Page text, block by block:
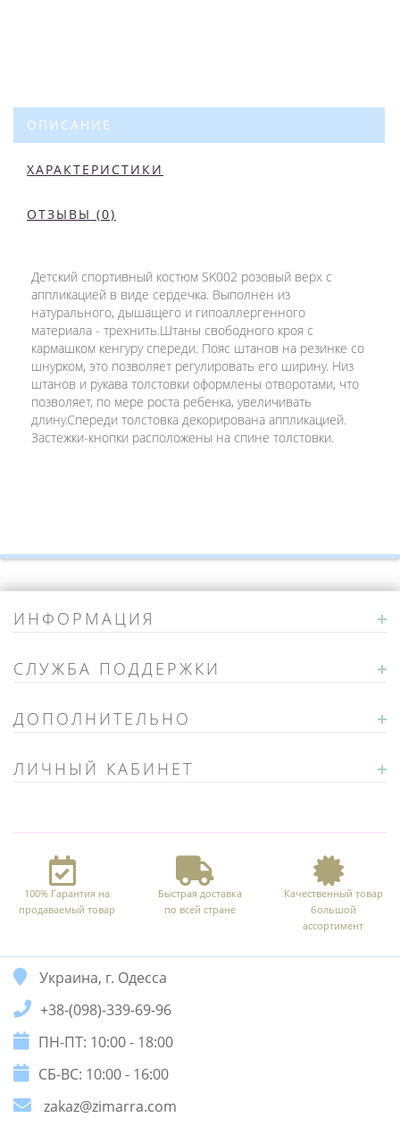
ОПИСАНИЕ
ХАРАКТЕРИСТИКИ
ОТЗЫВЫ (0)
Детский спортивный костюм SK002 розовый верх с
аппликацией в виде сердечка. Выполнен из
натурального, дышащего и гипоаллергенного
материала - трехнить.Штаны свободного кроя с
кармашком кенгуру спереди. Пояс штанов на резинке со
шнурком, это позволяет регулировать его ширину. Низ
штанов и рукава толстовки оформлены отворотами, что
позволяет, по мере роста ребенка, увеличивать
длину.Спереди толстовка декорирована аппликацией.
Застежки-кнопки расположены на спине толстовки.
ИНФОРМАЦИЯ
СЛУЖБА ПОДДЕРЖКИ
ДОПОЛНИТЕЛЬНО
ЛИЧНЫЙ КАБИНЕТ
100% Гарантия на
продаваемый товар
Быстрая доставка
по всей стране
Качественный товар
большой
ассортимент
Украина, г. Одесса
+38-(098)-339-69-96
ПН-ПТ: 10:00 - 18:00
СБ-ВС: 10:00 - 16:00
zakaz@zimarra.com